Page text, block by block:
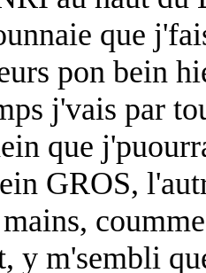
que
pon bein
j'vais par
que
GROS,
y m'sembli